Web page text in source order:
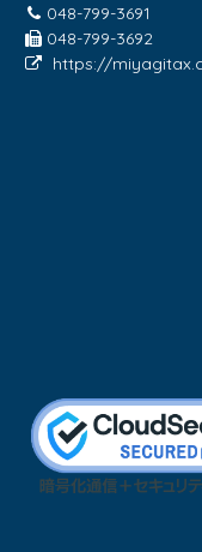
048-799-3691
048-799-3692
https://